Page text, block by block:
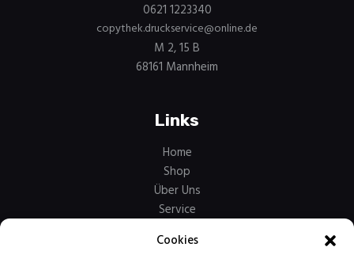
Cookies
0621 1223340
copythek.druckservice@online.de
M 2, 15 B
68161 Mannheim
Links
Home
Shop
Über Uns
Service